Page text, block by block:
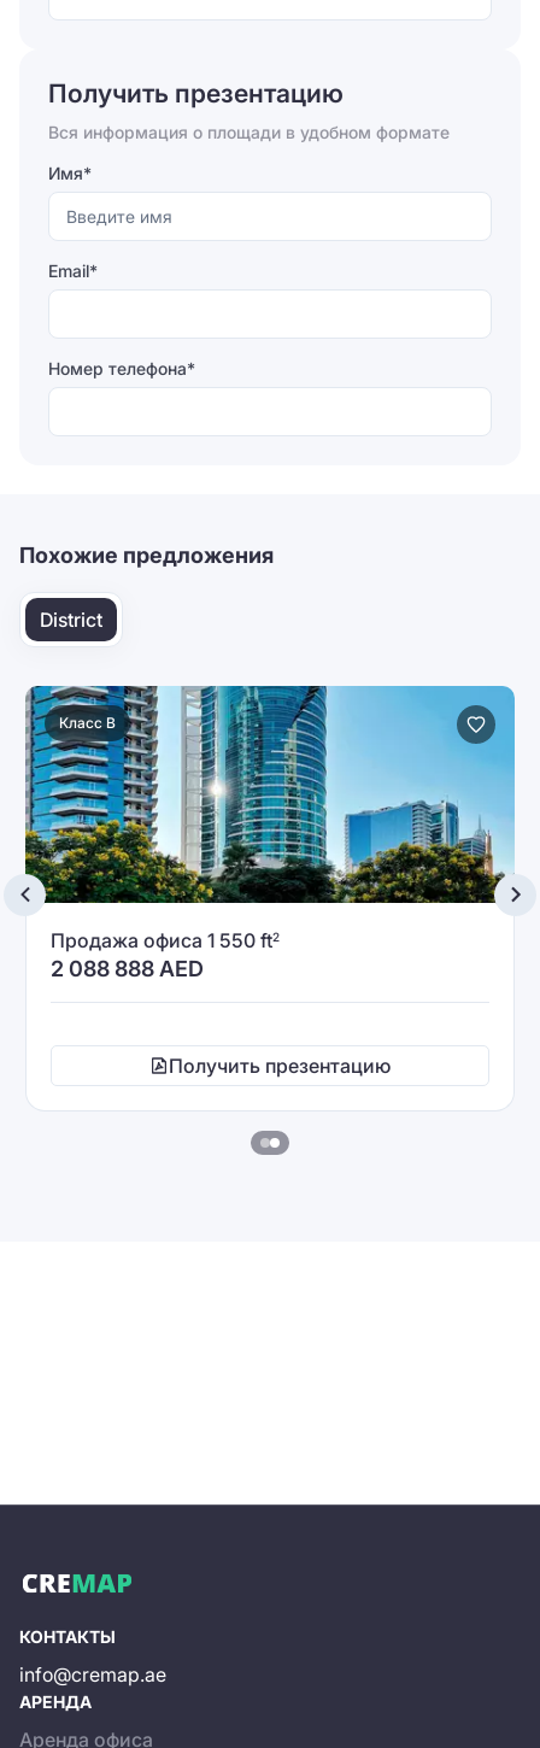
Отправить
Получить презентацию
Вся информация о площади в удобном формате
Имя*
Email*
Номер телефона*
Похожие предложения
District
Класс B
Продажа офиса 1 550 ft2
2 088 888 AED
Получить презентацию
КОНТАКТЫ
info@cremap.ae
АРЕНДА
Аренда офиса